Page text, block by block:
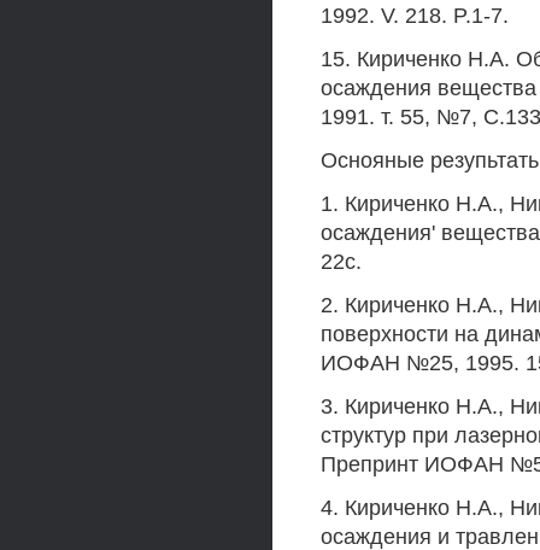
1992. V. 218. P.1-7.
15. Кириченко H.A.
осаждения
1991. т. 55, №7,
Оснояные
1. Кириченко Н.А.,
осаждения'
22с.
2. Кириченко Н.А.,
поверхности на
ИОФАН №25, 1995.
3. Кириченко Н.А.,
структур при
Препринт ИОФАН
4. Кириченко Н.А.,
осаждения и